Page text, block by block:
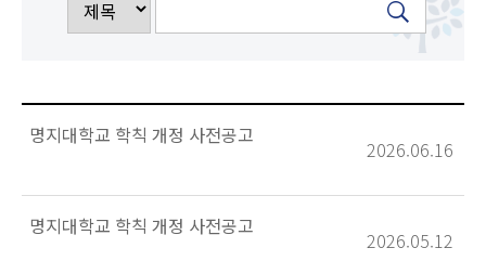
명지대학교 학칙 개정 사전공고
2026.06.16
명지대학교 학칙 개정 사전공고
2026.05.12